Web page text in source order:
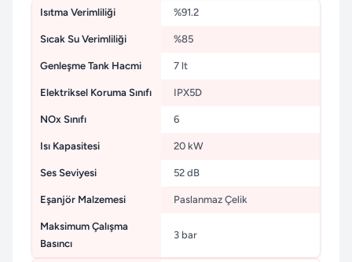
Isıtma Verimliliği %91.2
Sıcak Su Verimliliği %85
Genleşme Tank Hacmi 7 lt
Elektriksel Koruma Sınıfı IPX5D
NOx Sınıfı 6
Isı Kapasitesi 20 kW
Ses Seviyesi 52 dB
Eşanjör Malzemesi Paslanmaz Çelik
Maksimum Çalışma
Basıncı
3 bar